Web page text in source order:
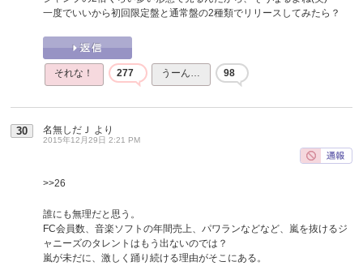
一度でいいから初回限定盤と通常盤の2種類でリリースしてみたら？
それな！ 277 うーん… 98
30 名無しだＪ より
2015年12月29日 2:21 PM
>>26
誰にも無理だと思う。
FC会員数、音楽ソフトの年間売上、パワランなどなど、嵐を抜けるジ
ャニーズのタレントはもう出ないのでは？
嵐が未だに、激しく踊り続ける理由がそこにある。